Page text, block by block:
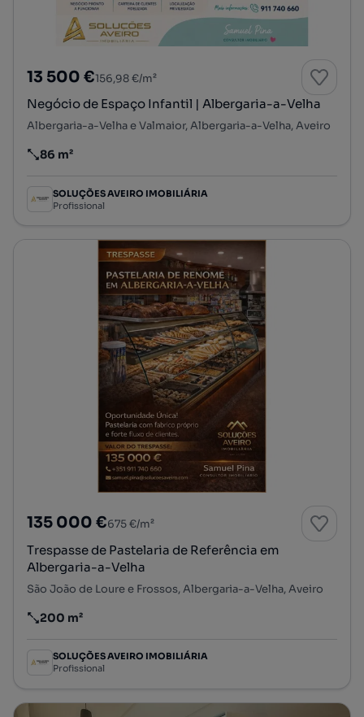
13 500 €156,98 €/m²
Negócio de Espaço Infantil | Albergaria-a-Velha
Albergaria-a-Velha e Valmaior, Albergaria-a-Velha, Aveiro
Preço por metro quadrado
86 m²
SOLUÇÕES AVEIRO IMOBILIÁRIA
Profissional
135 000 €675 €/m²
Trespasse de Pastelaria de Referência em
Albergaria-a-Velha
São João de Loure e Frossos, Albergaria-a-Velha, Aveiro
Preço por metro quadrado
200 m²
SOLUÇÕES AVEIRO IMOBILIÁRIA
Profissional